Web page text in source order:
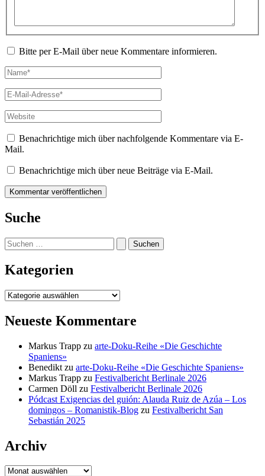
Bitte per E-Mail über neue Kommentare informieren.
Name*
E-
Mail-
Adresse*
Website
Benachrichtige mich über nachfolgende Kommentare via E-
Mail.
Benachrichtige mich über neue Beiträge via E-Mail.
Suche
Suchen
nach:
Kategorien
Kategorien
Neueste Kommentare
Markus Trapp zu arte-Doku-Reihe «Die Geschichte
Spaniens»
Benedikt zu arte-Doku-Reihe «Die Geschichte Spaniens»
Markus Trapp zu Festivalbericht Berlinale 2026
Carmen Döll zu Festivalbericht Berlinale 2026
Pódcast Exigencias del guión: Alauda Ruiz de Azúa – Los
domingos – Romanistik-Blog zu Festivalbericht San
Sebastián 2025
Archiv
Archiv